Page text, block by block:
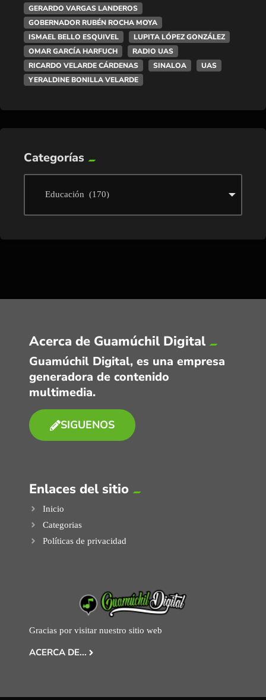
GERARDO VARGAS LANDEROS
GOBERNADOR RUBÉN ROCHA MOYA
ISMAEL BELLO ESQUIVEL
LUPITA LÓPEZ GONZÁLEZ
OMAR GARCÍA HARFUCH
RADIO UAS
RICARDO VELARDE CÁRDENAS
SINALOA
UAS
YERALDINE BONILLA VELARDE
Categorías
Acerca de Guamúchil Digital
Guamúchil Digital, es una empresa
generadora de contenido
multimedia.
SIGUENOS
Enlaces del sitio
Inicio
Categorias
Políticas de privacidad
Gracias por visitar nuestro sitio web
ACERCA DE...